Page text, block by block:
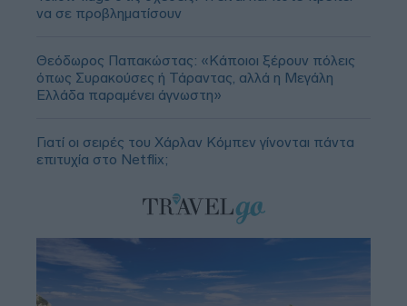
να σε προβληματίσουν
Θεόδωρος Παπακώστας: «Κάποιοι ξέρουν πόλεις
όπως Συρακούσες ή Τάραντας, αλλά η Μεγάλη
Ελλάδα παραμένει άγνωστη»
Γιατί οι σειρές του Χάρλαν Κόμπεν γίνονται πάντα
επιτυχία στο Netflix;